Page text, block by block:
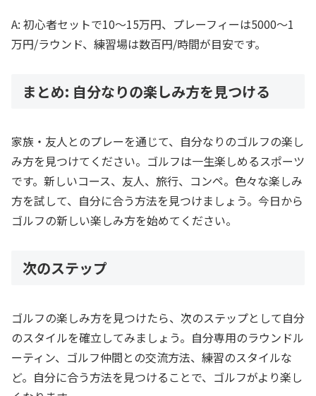
A: 初心者セットで10〜15万円、プレーフィーは5000〜1
万円/ラウンド、練習場は数百円/時間が目安です。
まとめ: 自分なりの楽しみ方を見つける
家族・友人とのプレーを通じて、自分なりのゴルフの楽し
み方を見つけてください。ゴルフは一生楽しめるスポーツ
です。新しいコース、友人、旅行、コンペ。色々な楽しみ
方を試して、自分に合う方法を見つけましょう。今日から
ゴルフの新しい楽しみ方を始めてください。
次のステップ
ゴルフの楽しみ方を見つけたら、次のステップとして自分
のスタイルを確立してみましょう。自分専用のラウンドル
ーティン、ゴルフ仲間との交流方法、練習のスタイルな
ど。自分に合う方法を見つけることで、ゴルフがより楽し